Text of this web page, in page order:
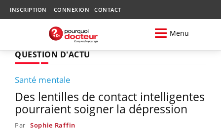
INSCRIPTION CONNEXION CONTACT
Menu
QUESTION D'ACTU
Santé mentale
Des lentilles de contact intelligentes
pourraient soigner la dépression
Par Sophie Raffin